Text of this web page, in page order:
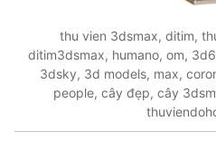
thu vien 3dsmax, ditim,
ditim3dsmax, humano, om,
3dsky, 3d models, max,
people, cây đẹp, cây